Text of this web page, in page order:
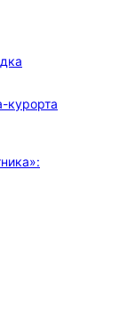
курорта